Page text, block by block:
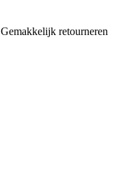
Gemakkelijk retourneren